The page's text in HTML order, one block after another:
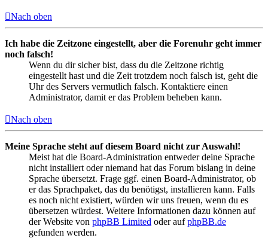
Nach oben
Ich habe die Zeitzone eingestellt, aber die Forenuhr geht immer
noch falsch!
Wenn du dir sicher bist, dass du die Zeitzone richtig
eingestellt hast und die Zeit trotzdem noch falsch ist, geht die
Uhr des Servers vermutlich falsch. Kontaktiere einen
Administrator, damit er das Problem beheben kann.
Nach oben
Meine Sprache steht auf diesem Board nicht zur Auswahl!
Meist hat die Board-Administration entweder deine Sprache
nicht installiert oder niemand hat das Forum bislang in deine
Sprache übersetzt. Frage ggf. einen Board-Administrator, ob
er das Sprachpaket, das du benötigst, installieren kann. Falls
es noch nicht existiert, würden wir uns freuen, wenn du es
übersetzen würdest. Weitere Informationen dazu können auf
der Website von phpBB Limited oder aufphpBB.de
gefunden werden.